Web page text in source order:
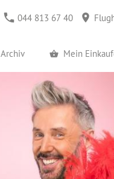
044 813 67 40
Archiv Mein